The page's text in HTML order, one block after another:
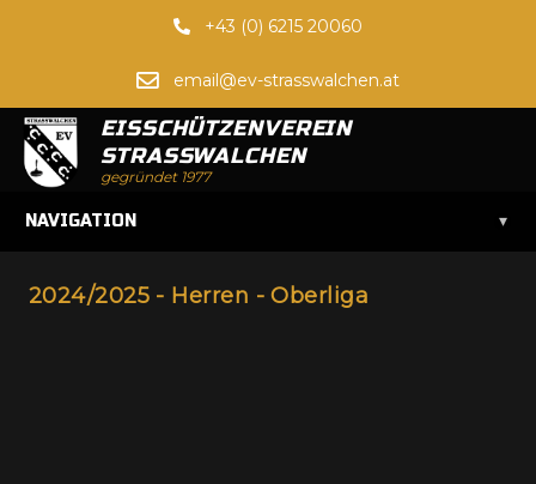
+43 (0) 6215 20060
email@ev-strasswalchen.at
EISSCHÜTZENVEREIN
STRASSWALCHEN
gegründet 1977
NAVIGATION ▾
2024/2025 - Herren - Oberliga